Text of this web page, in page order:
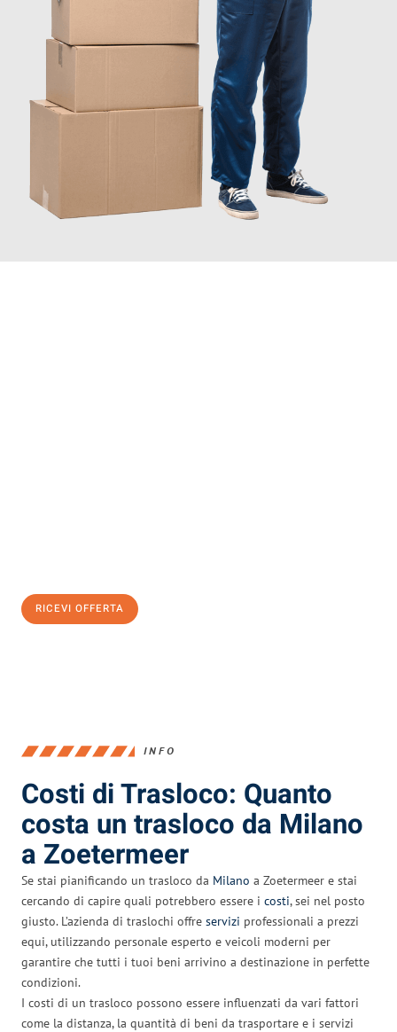
RICEVI OFFERTA
INFO
Costi di Trasloco: Quanto
costa un trasloco da Milano
a Zoetermeer
Se stai pianificando un trasloco da Milano a Zoetermeer e stai
cercando di capire quali potrebbero essere i costi, sei nel posto
giusto. L’azienda di traslochi offre servizi professionali a prezzi
equi, utilizzando personale esperto e veicoli moderni per
garantire che tutti i tuoi beni arrivino a destinazione in perfette
condizioni.
I costi di un trasloco possono essere influenzati da vari fattori
come la distanza, la quantità di beni da trasportare e i servizi